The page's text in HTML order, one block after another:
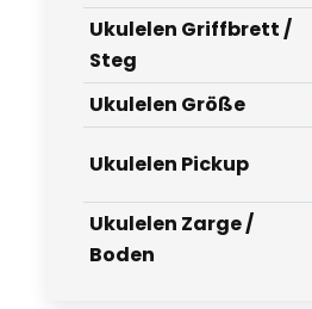
Ukulelen Griffbrett /
Steg
Ukulelen Größe
Ukulelen Pickup
Ukulelen Zarge /
Boden